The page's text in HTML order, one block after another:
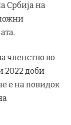
Србија на
членство во
2022 доби
е на повидок